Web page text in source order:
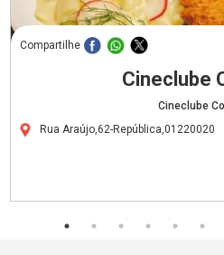
Compartilhe
Cineclube
Cineclube
Rua Araújo,62-República,01220020